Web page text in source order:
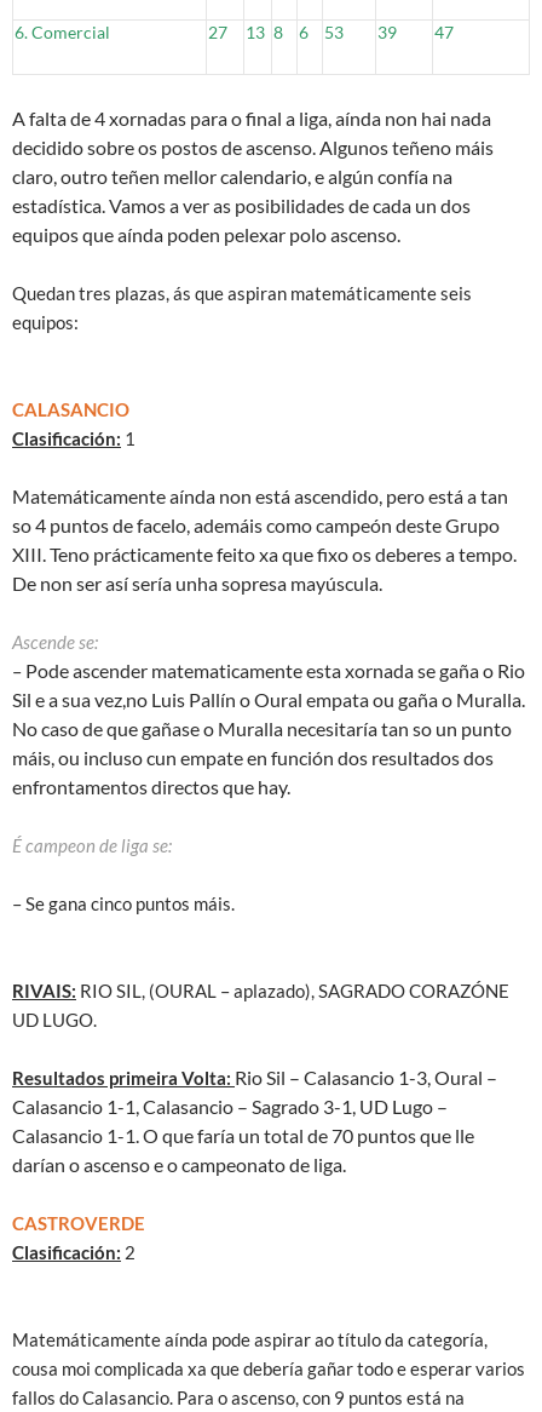
6. Comercial 27 13 8 6 53 39 47
A falta de 4 xornadas para o final a liga, aínda non hai nada
decidido sobre os postos de ascenso. Algunos teñeno máis
claro, outro teñen mellor calendario, e algún confía na
estadística. Vamos a ver as posibilidades de cada un dos
equipos que aínda poden pelexar polo ascenso.
Quedan tres plazas, ás que aspiran matemáticamente seis
equipos:
CALASANCIO
Clasificación: 1
Matemáticamente aínda non está ascendido, pero está a tan
so 4 puntos de facelo, ademáis como campeón deste Grupo
XIII. Teno prácticamente feito xa que fixo os deberes a tempo.
De non ser así sería unha sopresa mayúscula.
Ascende se:
– Pode ascender matematicamente esta xornada se gaña o Rio
Sil e a sua vez,no Luis Pallín o Oural empata ou gaña o Muralla.
No caso de que gañase o Muralla necesitaría tan so un punto
máis, ou incluso cun empate en función dos resultados dos
enfrontamentos directos que hay.
É campeon de liga se:
– Se gana cinco puntos máis.
RIVAIS: RIO SIL, (OURAL – aplazado), SAGRADO CORAZÓNE
UD LUGO.
Resultados primeira Volta: Rio Sil – Calasancio 1-3, Oural –
Calasancio 1-1, Calasancio – Sagrado 3-1, UD Lugo –
Calasancio 1-1. O que faría un total de 70 puntos que lle
darían o ascenso e o campeonato de liga.
CASTROVERDE
Clasificación: 2
Matemáticamente aínda pode aspirar ao título da categoría,
cousa moi complicada xa que debería gañar todo e esperar varios
fallos do Calasancio. Para o ascenso, con 9 puntos está na